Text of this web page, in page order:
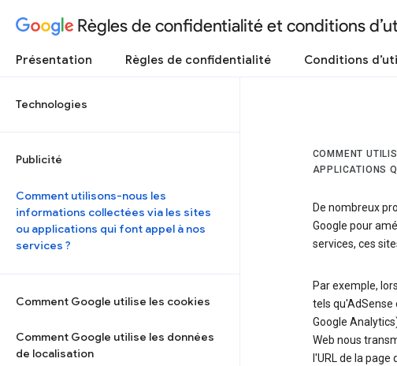
Règles de confidentialité et conditions
Présentation Règles de confidentialité Conditions
Technologies
Publicité
Comment utilisons-nous les
informations collectées via les sites
ou applications qui font appel à nos
services ?
Comment Google utilise les cookies
Comment Google utilise les données
de localisation
COMMENT
APPLICATIONS
De nombreux
Google pour
services, ces
Par exemple,
tels qu'AdSense
Google
Web nous
l'URL de la